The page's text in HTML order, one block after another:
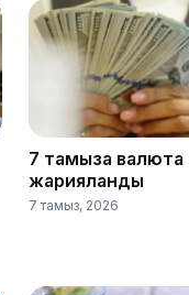
7 тамызға валюта
жарияланды
7 тамыз, 2026